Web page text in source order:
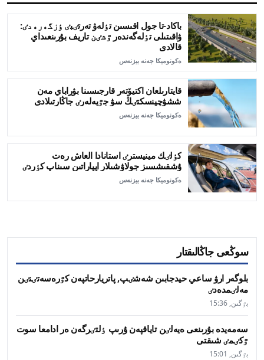
باكاد-تا جول اقىسىن تٶلەۋ تەرتٸبٸ ٶزگەرەدٸ:
ۋاقىتىلى تٶلەگەندەر ٷشٸن تاريف بۇرىنعىداي
قالادى
ەكونوميكا جەنە بيزنەس
قايتارىلعان اكتيۆتەر قارجىسىنا بۋراباي مەن
ششۋچينسكتٸڭ سۋ جٷيەلەرٸ جاڭارتىلادى
ەكونوميكا جەنە بيزنەس
كٶلٸك مينيسترٸ استانادا العاش رەت
ۇشقىشسىز جولاۋشىلار اپپاراتىن سىناپ كٶردٸ
ەكونوميكا جەنە بيزنەس
سوڭعى جاڭالىقتار
بلوگەر ارۋ ساعي حيدجابىن شەشٸپ, پاتريارحاتپەن كٷرەسەتٸنٸن
مەلٸمدەدٸ
بٷگىن, 15:36
سەمەيدە بۇرىنعى ەيەلٸن تاياقپەن ۇرىپ ٶلتٸرگەن ەر ادامعا سوت
ٷكٸمٸ شىقتى
بٷگىن, 15:01